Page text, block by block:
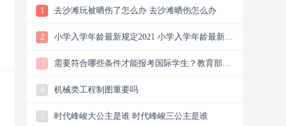
1 去沙滩玩被晒伤了怎么办 去沙滩晒伤怎么办
2
小学入学年龄最新规定2021 小学入学年龄最新规
3
需要符合哪些条件才能报考国际学生？教育部严
4
机械类工程制图重要吗
5 时代峰峻大公主是谁 时代峰峻三公主是谁